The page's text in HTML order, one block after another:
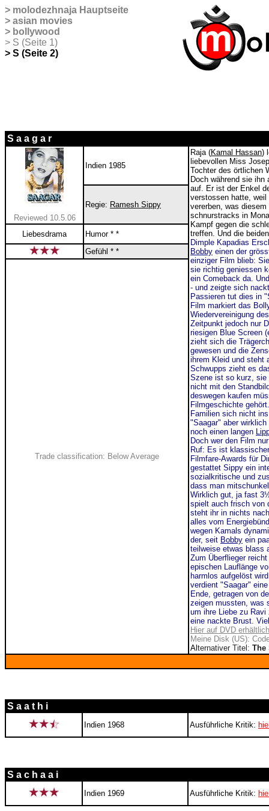
> molodezhnaja Hauptseite
> asian movies
> bollywood
> S (Seite 1)
> S (Seite 2)
S a a g a r
Reviewed 10.5.06
Indien 1985
Raja (Kamal Hassan)
liebevollen Miss
Tochter des örtlichen
Doch während sie
auf. Er ist der Enkel
verstossen hatte, weil
vererben, was
schnurstracks in
Kampf gegen die
treffen. Und die
Dimple Kapadias
Bobby einen der
einziger Film blieb:
sie richtig geniessen
ein Comeback da.
- und zeigte sich
Passieren tut dies in
Film markiert das
Wiedervereinigung
Zeitpunkt jedoch nur
riesigen Blue Screen
zieht sich die
gewesen und die
ihrem Kleid und steht
Schwupps zieht es
Szene ist so kurz, sie
nicht mit den
deswegen kaufen
Filmgeschichte
Familien sich nicht
"Saagar" aber
noch einen langen
Doch wer den Film
Ruf: Es ist
Filmfare-Awards für
gestattet Sippy ein
sozialkritische und
dass man
Wirklich gut, ja fast
spielt auch frisch von
steht ihr in nichts
alles vom
wegen Kamals
der, seit Bobby ein
teilweise etwas blass
Zum Überflieger
epischen Lauflänge
harmlos aufgelöst
verdient "Saagar"
Ende, getragen von
zeigen mussten, was
um ihre Liebe zu
eine nackte Brust.
Hier auf DVD erhältlich
Meine Disk (US):
Al ternativer Titel: The
Regie: Ramesh Sippy
Liebesdrama
Humor * *
Gefühl * *
Trade classification: Below Average
S a a t h i
Indien 1968 Ausführliche Kritik:
S a c h a a i
Indien 1969 Ausführliche Kritik: